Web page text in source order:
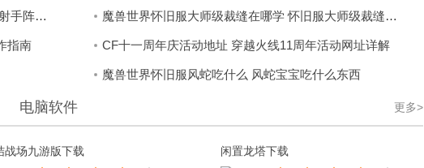
王者模拟战射手羁绊效果介绍 王者荣耀自走棋射手阵容效果 魔兽世界怀旧服大师级裁缝在哪学 怀旧服大师级裁缝怎么学
指南 CF十一周年庆活动地址 穿越火线11周年活动网址详解
魔兽世界怀旧服风蛇吃什么 风蛇宝宝吃什么东西
电脑软件 更多>
战场九游版下载 闲置龙塔下载